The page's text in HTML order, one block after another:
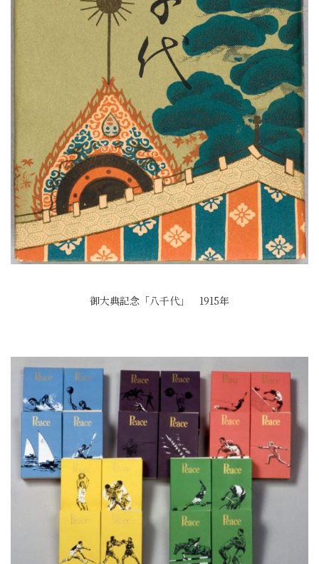
御大典記念「八千代」 1915年